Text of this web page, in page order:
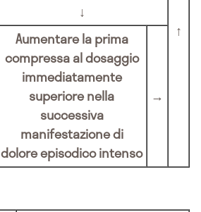
↑
↓
Aumentare la prima
compressa al dosaggio
immediatamente
superiore nella
successiva
manifestazione di
dolore episodico intenso
→